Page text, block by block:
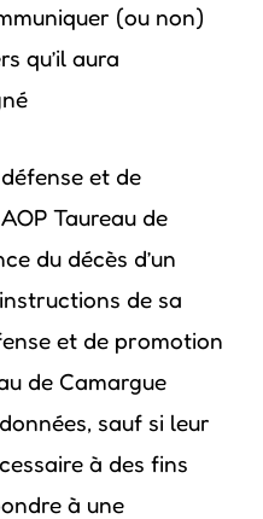
(ou non)
qu’il aura
et de
Taureau de
du décès d’un
de sa
et de promotion
de Camargue
sauf si leur
à des fins
à une